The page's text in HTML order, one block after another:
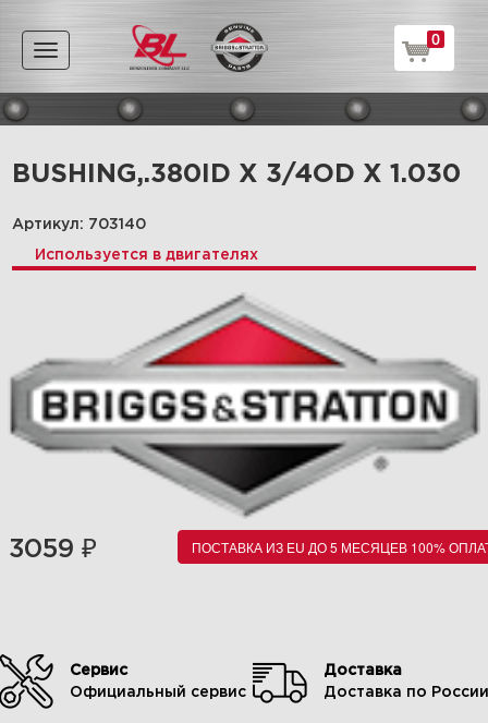
Toggle
navigation
0
BUSHING,.380ID X 3/4OD X 1.030
Артикул: 703140
Используется в двигателях
3059 ₽ ПОСТАВКА ИЗ EU ДО 5 МЕСЯЦЕВ 100%
Сервис
Официальный сервис
Доставка
Доставка по России